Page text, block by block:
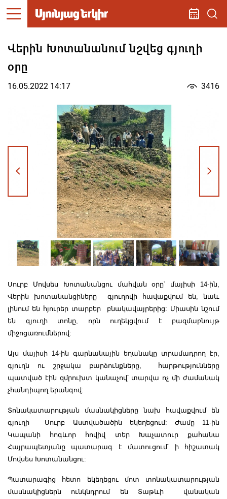
Վերին Խոտանանում նշվեց գյուղի
օրը
16.05.2022 14:17 3416
Սուրբ Մովսես Խոտանանցու մահվան օրը՝ մայիսի 14-ին,
Վերին խոտանանցիները գյուղովի հավաքվում են, նաև
լինում են հյուրեր տարբեր բնակավայրերից: Միասին նշում
են գյուղի տոնը, որն ուղեկցվում է բազմաբնույթ
միջոցառումներով:
Այս մայիսի 14-ին գարնանային եղանակը տրամադրող էր,
գյուղն ու շրջակա բարձունքները, հարթությունները
պատված էին զմրուխտ կանաչով՝ տարվա ոչ մի ժամանակ
չհանդիպող երանգով:
Տոնակատարության մասնակիցները նախ հավաքվում են
գյուղի Սուրբ Աստվածածին եկեղեցում: Ժամը 11-ին
Կապանի հոգևոր հովիվ տեր Խաչատուր քահանա
Հայրապետյանը պատարագ է մատուցում՝ ի հիշատակ
Մովսես Խոտանանցու:
Պատարագից հետո եկեղեցու մոտ տոնակատարության
մասնակիցներն ունկնդրում են Տաթևի վանական